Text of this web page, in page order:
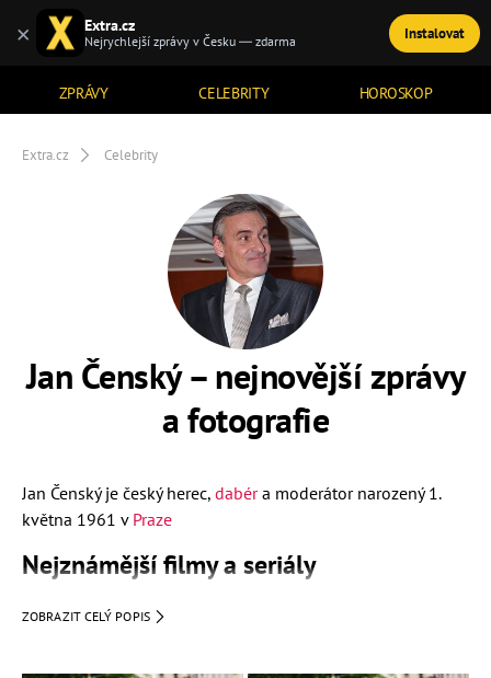
ZPRÁVY CELEBRITY HOROSKOP
TÉMATA
Extra.cz Celebrity
Jan Čenský – nejnovější zprávy
a fotografie
Jan Čenský je český herec, dabéra moderátor narozený 1.
května 1961 v Praze
Nejznámější filmy a seriály
Dědictví aneb Kurva se neříká
ZOBRAZIT CELÝ POPIS
× Extra.cz
Nejrychlejší zprávy v Česku — zdarma Instalovat